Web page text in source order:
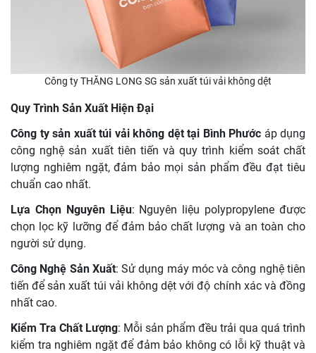
Công ty THĂNG LONG SG sản xuất túi vải không dệt
Quy Trình Sản Xuất Hiện Đại
Công ty sản xuất túi vải không dệt tại Bình Phước áp dụng
công nghệ sản xuất tiên tiến và quy trình kiểm soát chất
lượng nghiêm ngặt, đảm bảo mọi sản phẩm đều đạt tiêu
chuẩn cao nhất.
Lựa Chọn Nguyên Liệu: Nguyên liệu polypropylene được
chọn lọc kỹ lưỡng để đảm bảo chất lượng và an toàn cho
người sử dụng.
Công Nghệ Sản Xuất: Sử dụng máy móc và công nghệ tiên
tiến để sản xuất túi vải không dệt với độ chính xác và đồng
nhất cao.
Kiểm Tra Chất Lượng: Mỗi sản phẩm đều trải qua quá trình
kiểm tra nghiêm ngặt để đảm bảo không có lỗi kỹ thuật và